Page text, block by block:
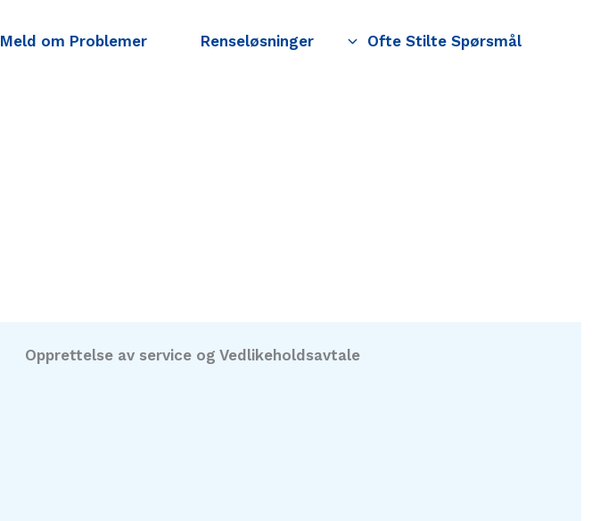
Meld om Problemer Renseløsninger Ofte Stilte Spørsmål
Opprettelse av service og Vedlikeholdsavtale